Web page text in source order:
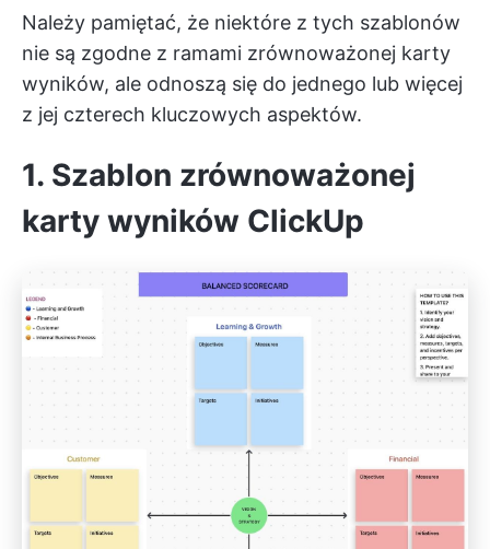
Należy pamiętać, że niektóre z tych szablonów
nie są zgodne z ramami zrównoważonej karty
wyników, ale odnoszą się do jednego lub więcej
z jej czterech kluczowych aspektów.
1. Szablon zrównoważonej
karty wyników ClickUp